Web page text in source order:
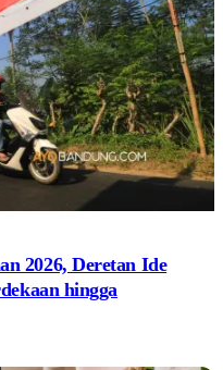
2026, Deretan Ide
hingga